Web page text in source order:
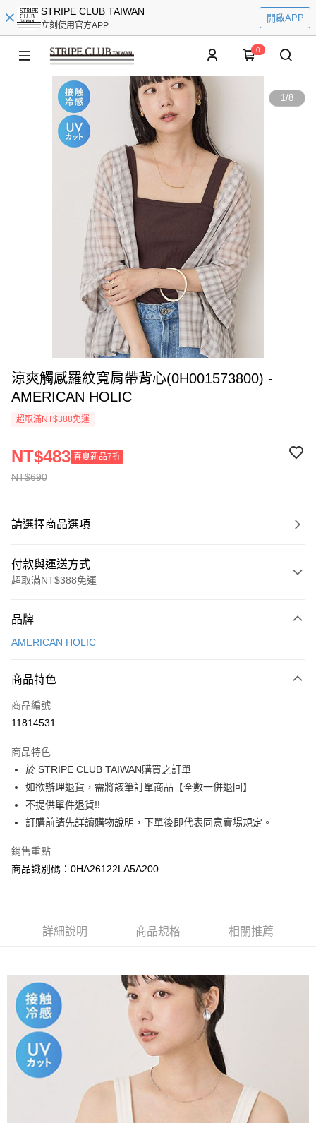
STRIPE CLUB TAIWAN
立刻使用官方APP
開啟APP
0
1/8
涼爽觸感羅紋寬肩帶背心(0H001573800) -
AMERICAN HOLIC
超取滿NT$388免運
NT$690
NT$483 春夏新品7折
請選擇商品選項
付款與運送方式
超取滿NT$388免運
信用卡一次付款
3 期 0 利率 每期
合作金庫商業銀行
上海商業儲蓄銀行
臺灣中小企業銀行
匯豐（台灣）商業銀行
華泰商業銀行
聯邦商業銀行
遠東國際商業銀行
元大商業銀行
玉山商業銀行
星展（台灣）商業銀行
台灣樂天信用卡公司
超商取貨付款
LINE Pay
Apple Pay
街口支付
悠遊付
大哥付你分期
相關說明
流程，驗證手機門號後，選擇欲分期的期數、繳款截止日，確認付款後即完
消。如遇「轉專審核」未通過狀況，表示未達大哥付你分期系統評分，恕無
法說明評估內容。
【繳款方式說明】
1.分期款項不併入電信帳單，「大哥付你分期」於每月結算日後寄送繳費提
醒簡訊。
2.透過簡訊連結打開帳單後，可選擇「超商條碼／台灣大直營門市／銀行轉
帳／街口支付／iPASS MONEY」等通路繳費。
1.本服務係由「台灣大哥大股份有限公司」（以下簡稱本公司）所提供，讓
用戶於交易時，得透過本服務購買商品或服務，並由商店將買賣／分期付款
【關於「AFTEE先享後付」】
１．簡單：不需註冊會員、不需綁卡、不需儲值。
２．便利：只要手機號碼，簡訊認證，即可結帳。
３．安心：先確認商品／服務後，再付款。
【「AFTEE先享後付」結帳流程】
１．於結帳方式選擇「AFTEE先享後付」後，將跳轉至「AFTEE先享後付」
結帳頁面，進行簡訊認證並確認金額後，即可完成結帳。
２．訂單成立數日內，您將收到繳費通知簡訊。
３．收到繳費通知簡訊後14天內，點擊此簡訊中的連結，可透過四大超商／
ATM／網路銀行／等多元方式進行付款，方視為交易完成。
※ 請注意：結帳手續完成當下不需立刻繳費，但若您需要取消訂單，請聯絡
購買商品的店家。未經商家同意取消之訂單仍視為有效，需透過AFTEE先享
運送方式
全家取貨付款
每筆NT$60，滿NT$388(含以上)免運費
全家純取貨
每筆NT$60，滿NT$388(含以上)免運費
每筆NT$60，滿NT$888(含以上)免運費
品牌
AMERICAN HOLIC
商品特色
商品編號
11814531
商品特色
於 STRIPE CLUB TAIWAN購買之訂單
如欲辦理退貨，需將該筆訂單商品【全數一併退回】
不提供單件退貨!!
訂購前請先詳讀購物說明，下單後即代表同意賣場規定。
銷售重點
商品識別碼：0HA26122LA5A200
詳細說明 商品規格 相關推薦